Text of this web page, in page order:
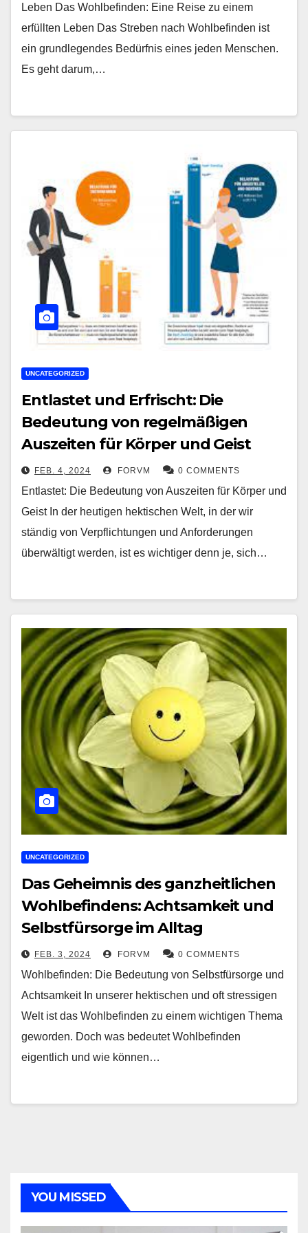
Leben Das Wohlbefinden: Eine Reise zu einem
erfüllten Leben Das Streben nach Wohlbefinden ist
ein grundlegendes Bedürfnis eines jeden Menschen.
Es geht darum,…
UNCATEGORIZED
Entlastet und Erfrischt: Die
Bedeutung von regelmäßigen
Auszeiten für Körper und Geist
FEB. 4, 2024 FORVM 0 COMMENTS
Entlastet: Die Bedeutung von Auszeiten für Körper und
Geist In der heutigen hektischen Welt, in der wir
ständig von Verpflichtungen und Anforderungen
überwältigt werden, ist es wichtiger denn je, sich…
UNCATEGORIZED
Das Geheimnis des ganzheitlichen
Wohlbefindens: Achtsamkeit und
Selbstfürsorge im Alltag
FEB. 3, 2024 FORVM 0 COMMENTS
Wohlbefinden: Die Bedeutung von Selbstfürsorge und
Achtsamkeit In unserer hektischen und oft stressigen
Welt ist das Wohlbefinden zu einem wichtigen Thema
geworden. Doch was bedeutet Wohlbefinden
eigentlich und wie können…
YOU MISSED